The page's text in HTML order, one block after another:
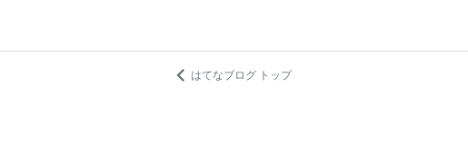
はてなブログ トップ